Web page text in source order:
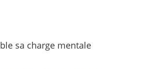
sa charge mentale